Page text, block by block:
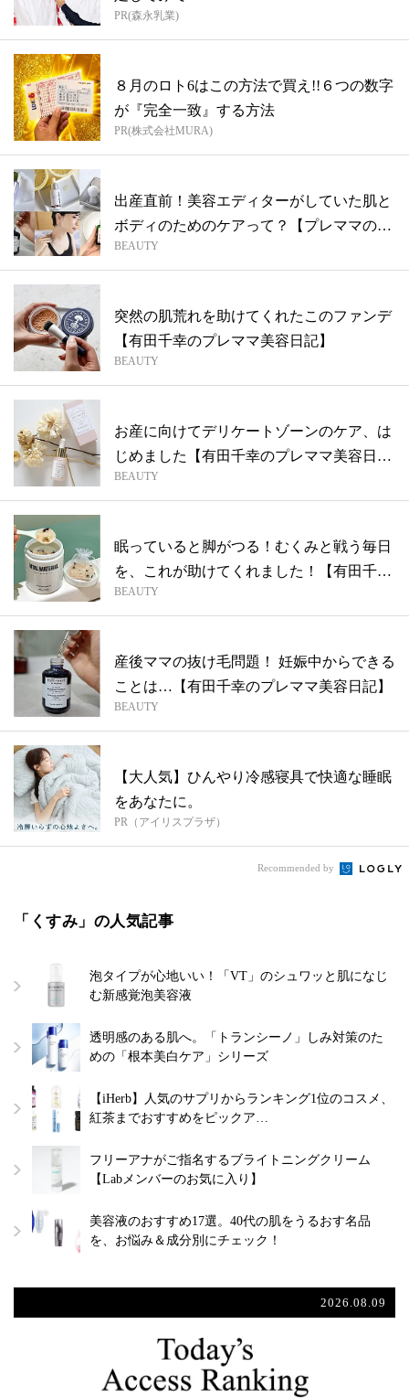
PR(森永乳業)
８月のロト6はこの方法で買え!!６つの数字
が『完全一致』する方法
PR(株式会社MURA)
出産直前！美容エディターがしていた肌と
ボディのためのケアって？【プレママのス
キン...
BEAUTY
突然の肌荒れを助けてくれたこのファンデ
【有田千幸のプレママ美容日記】
BEAUTY
お産に向けてデリケートゾーンのケア、は
じめました【有田千幸のプレママ美容日
記】
BEAUTY
眠っていると脚がつる！むくみと戦う毎日
を、これが助けてくれました！【有田千幸
のプ...
BEAUTY
産後ママの抜け毛問題！ 妊娠中からできる
ことは…【有田千幸のプレママ美容日記】
BEAUTY
【大人気】ひんやり冷感寝具で快適な睡眠
をあなたに。
PR（アイリスプラザ）
Recommended by
「くすみ」の人気記事
泡タイプが心地いい！「VT」のシュワッと肌になじ
む新感覚泡美容液
透明感のある肌へ。「トランシーノ」しみ対策のた
めの「根本美白ケア」シリーズ
【iHerb】人気のサプリからランキング1位のコスメ、
紅茶までおすすめをピックア…
フリーアナがご指名するブライトニングクリーム
【Labメンバーのお気に入り】
美容液のおすすめ17選。40代の肌をうるおす名品
を、お悩み＆成分別にチェック！
2026.08.09